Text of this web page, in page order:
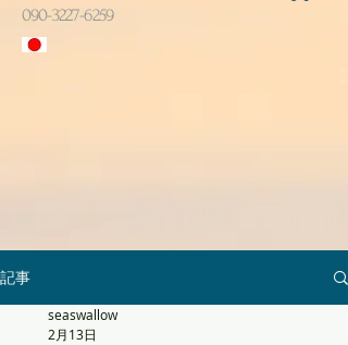
​090-3227-6259
記事
seaswallow
2月13日